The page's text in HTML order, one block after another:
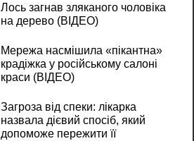
Лось загнав зляканого чоловіка
на дерево (ВІДЕО)
Мережа насмішила «пікантна»
крадіжка у російському салоні
краси (ВІДЕО)
Загроза від спеки: лікарка
назвала дієвий спосіб, який
допоможе пережити її